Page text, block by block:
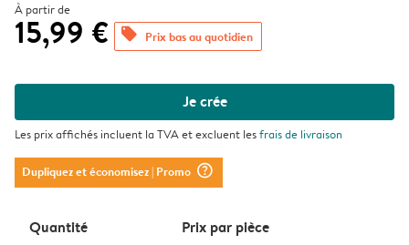
À partir de
15,99 € offers Prix bas au quotidien
Je crée
Les prix affichés incluent la TVA et excluent lesfrais de livraison
Dupliquez et économisez| Promo question_mark_circle
Quantité Prix ​​par pièce